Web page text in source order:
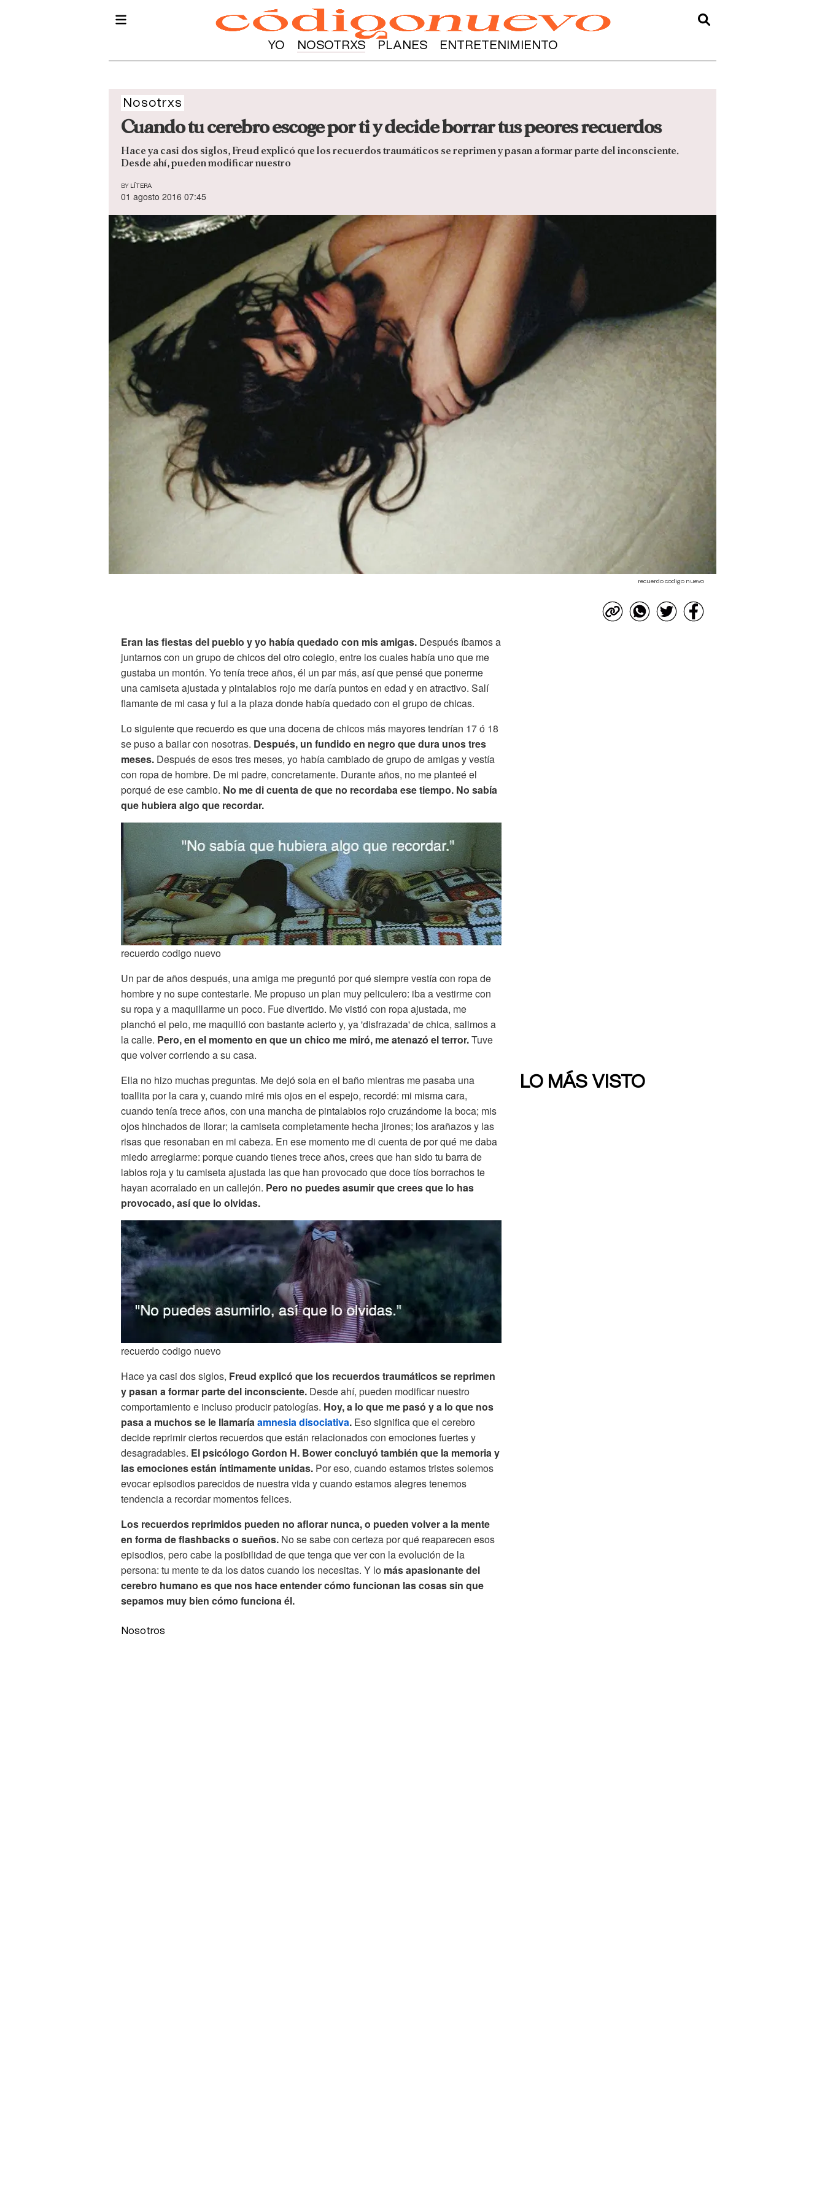
YO NOSOTRXS PLANES ENTRETENIMIENTO
Nosotrxs
Cuando tu cerebro escoge por ti y decide borrar tus peores recuerdos
Hace ya casi dos siglos, Freud explicó que los recuerdos traumáticos se reprimen y pasan a formar parte del inconsciente.
Desde ahí, pueden modificar nuestro
BY LÍTERA
01 agosto 2016 07:45
recuerdo codigo nuevo
Eran las fiestas del pueblo y yo había quedado con mis amigas. Después íbamos a
juntarnos con un grupo de chicos del otro colegio, entre los cuales había uno que me
gustaba un montón. Yo tenía trece años, él un par más, así que pensé que ponerme
una camiseta ajustada y pintalabios rojo me daría puntos en edad y en atractivo. Salí
flamante de mi casa y fui a la plaza donde había quedado con el grupo de chicas.
Lo siguiente que recuerdo es que una docena de chicos más mayores tendrían 17 ó 18
se puso a bailar con nosotras. Después, un fundido en negro que dura unos tres
meses. Después de esos tres meses, yo había cambiado de grupo de amigas y vestía
con ropa de hombre. De mi padre, concretamente. Durante años, no me planteé el
porqué de ese cambio. No me di cuenta de que no recordaba ese tiempo. No sabía
que hubiera algo que recordar.
recuerdo codigo nuevo
Un par de años después, una amiga me preguntó por qué siempre vestía con ropa de
hombre y no supe contestarle. Me propuso un plan muy peliculero: iba a vestirme con
su ropa y a maquillarme un poco. Fue divertido. Me vistió con ropa ajustada, me
planchó el pelo, me maquilló con bastante acierto y, ya 'disfrazada' de chica, salimos a
la calle. Pero, en el momento en que un chico me miró, me atenazó el terror.Tuve
que volver corriendo a su casa.
Ella no hizo muchas preguntas. Me dejó sola en el baño mientras me pasaba una
toallita por la cara y, cuando miré mis ojos en el espejo, recordé: mi misma cara,
cuando tenía trece años, con una mancha de pintalabios rojo cruzándome la boca; mis
ojos hinchados de llorar; la camiseta completamente hecha jirones; los arañazos y las
risas que resonaban en mi cabeza. En ese momento me di cuenta de por qué me daba
miedo arreglarme: porque cuando tienes trece años, crees que han sido tu barra de
labios roja y tu camiseta ajustada las que han provocado que doce tíos borrachos te
hayan acorralado en un callejón. Pero no puedes asumir que crees que lo has
provocado, así que lo olvidas.
recuerdo codigo nuevo
Hace ya casi dos siglos, Freud explicó que los recuerdos traumáticos se reprimen
y pasan a formar parte del inconsciente. Desde ahí, pueden modificar nuestro
comportamiento e incluso producir patologías. Hoy, a lo que me pasó y a lo que nos
pasa a muchos se le llamaríaamnesia disociativa. Eso significa que el cerebro
decide reprimir ciertos recuerdos que están relacionados con emociones fuertes y
desagradables. El psicólogo Gordon H. Bower concluyó también que la memoria y
las emociones están íntimamente unidas. Por eso, cuando estamos tristes solemos
evocar episodios parecidos de nuestra vida y cuando estamos alegres tenemos
tendencia a recordar momentos felices.
Los recuerdos reprimidos pueden no aflorar nunca, o pueden volver a la mente
en forma de flashbacks o sueños. No se sabe con certeza por qué reaparecen esos
episodios, pero cabe la posibilidad de que tenga que ver con la evolución de la
persona: tu mente te da los datos cuando los necesitas. Y lo más apasionante del
cerebro humano es que nos hace entender cómo funcionan las cosas sin que
sepamos muy bien cómo funciona él.
Nosotros
LO MÁS VISTO